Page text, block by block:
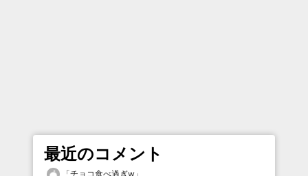
最近のコメント
「チョコ食べ過ぎw 」